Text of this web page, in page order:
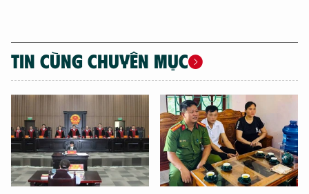
TIN CÙNG CHUYÊN MỤC
XIN CHÀO,
TÔI LÀ CHATBOT CỦA